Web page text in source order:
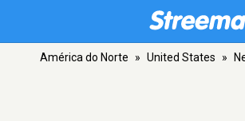
América do Norte » United States »